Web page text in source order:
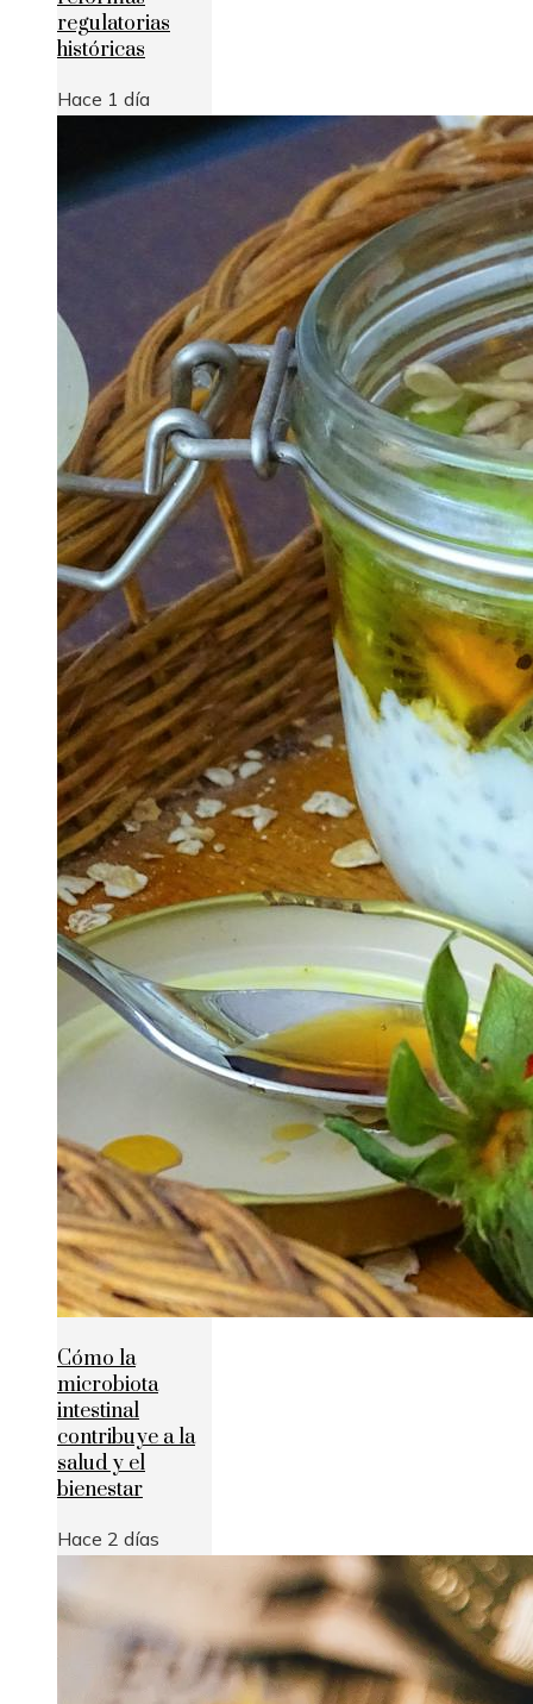
regulatorias
históricas
Hace 1 día
Cómo la
microbiota
intestinal
contribuye a la
salud y el
bienestar
Hace 2 días